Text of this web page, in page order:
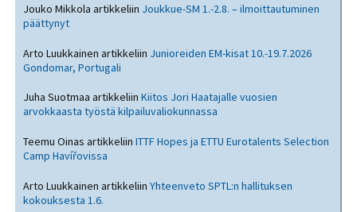
Jouko Mikkola artikkeliin Joukkue-SM 1.-2.8. – ilmoittautuminen
päättynyt
Arto Luukkainen artikkeliin Junioreiden EM-kisat 10.-19.7.2026
Gondomar, Portugali
Juha Suotmaa artikkeliinKiitos Jori Haatajalle vuosien
arvokkaasta työstä kilpailuvaliokunnassa
Teemu Oinas artikkeliinITTF Hopes ja ETTU Eurotalents Selection
Camp Havířovissa
Arto Luukkainen artikkeliinYhteenveto SPTL:n hallituksen
kokouksesta 1.6.